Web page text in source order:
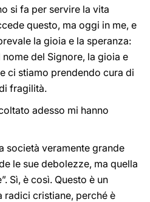
si fa per servire la vita
questo, ma oggi in me, e
la gioia e la speranza:
del Signore, la gioia e
ci stiamo prendendo cura di
fragilità.
adesso mi hanno
società veramente grande
le sue debolezze, ma quella
Sì, è così. Questo è un
cristiane, perché è